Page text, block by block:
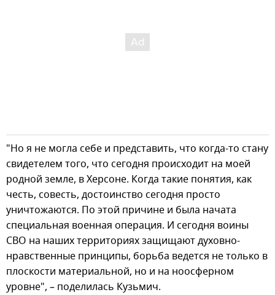
"Но я не могла себе и представить, что когда-то стану
свидетелем того, что сегодня происходит на моей
родной земле, в Херсоне. Когда такие понятия, как
честь, совесть, достоинство сегодня просто
уничтожаются. По этой причине и была начата
специальная военная операция. И сегодня воины
СВО на наших территориях защищают духовно-
нравственные принципы, борьба ведется не только в
плоскости материальной, но и на ноосферном
уровне", – поделилась Кузьмич.